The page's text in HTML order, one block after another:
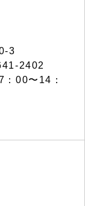
3
2402
00〜14：